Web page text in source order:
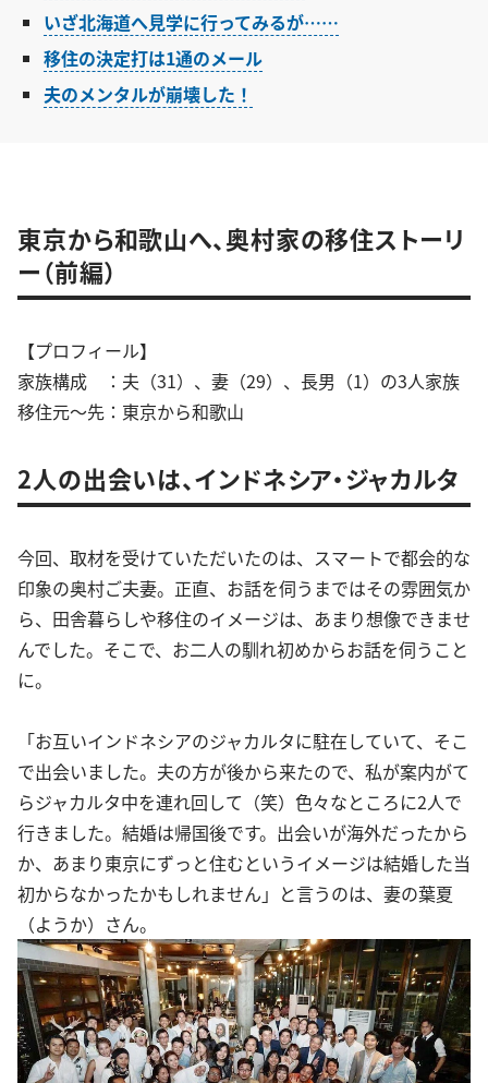
いざ北海道へ見学に行ってみるが……
移住の決定打は1通のメール
夫のメンタルが崩壊した！
東京から和歌山へ、奥村家の移住ストーリ
ー（前編）
【プロフィール】
家族構成 ：夫（31）、妻（29）、長男（1）の3人家族
移住元～先：東京から和歌山
2人の出会いは、インドネシア・ジャカルタ
今回、取材を受けていただいたのは、スマートで都会的な
印象の奥村ご夫妻。正直、お話を伺うまではその雰囲気か
ら、田舎暮らしや移住のイメージは、あまり想像できませ
んでした。そこで、お二人の馴れ初めからお話を伺うこと
に。
「お互いインドネシアのジャカルタに駐在していて、そこ
で出会いました。夫の方が後から来たので、私が案内がて
らジャカルタ中を連れ回して（笑）色々なところに2人で
行きました。結婚は帰国後です。出会いが海外だったから
か、あまり東京にずっと住むというイメージは結婚した当
初からなかったかもしれません」と言うのは、妻の葉夏
（ようか）さん。